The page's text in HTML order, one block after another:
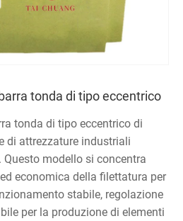
tonda di tipo eccentrico
tonda di tipo eccentrico di
di attrezzature industriali
modello si concentra
economica della filettatura per
stabile, regolazione
per la produzione di elementi